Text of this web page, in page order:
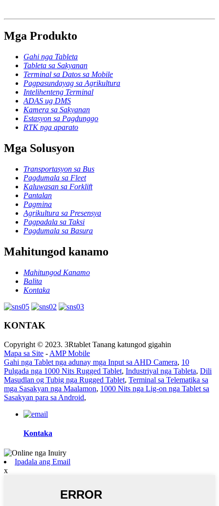
Mga Produkto
Gahi nga Tableta
Tableta sa Sakyanan
Terminal sa Datos sa Mobile
Pagpasundayag sa Agrikultura
Intelihenteng Terminal
ADAS ug DMS
Kamera sa Sakyanan
Estasyon sa Pagdunggo
RTK nga aparato
Mga Solusyon
Transportasyon sa Bus
Pagdumala sa Fleet
Kaluwasan sa Forklift
Pantalan
Pagmina
Agrikultura sa Presensya
Pagpadala sa Taksi
Pagdumala sa Basura
Mahitungod kanamo
Mahitungod Kanamo
Balita
Kontaka
KONTAK
Copyright © 2023. 3Rtablet Tanang katungod gigahin
Mapa sa Site - AMP Mobile
Gahi nga Tablet nga adunay mga Input sa AHD Camera, 10
Pulgada nga 1000 Nits Rugged Tablet, Industriyal nga Tableta, Dili
Masudlan og Tubig nga Rugged Tablet, Terminal sa Telematika sa
mga Sasakyan nga Maalamon, 1000 Nits nga Lig-on nga Tablet sa
Sasakyan para sa Android,
Kontaka
Ipadala ang Email
x